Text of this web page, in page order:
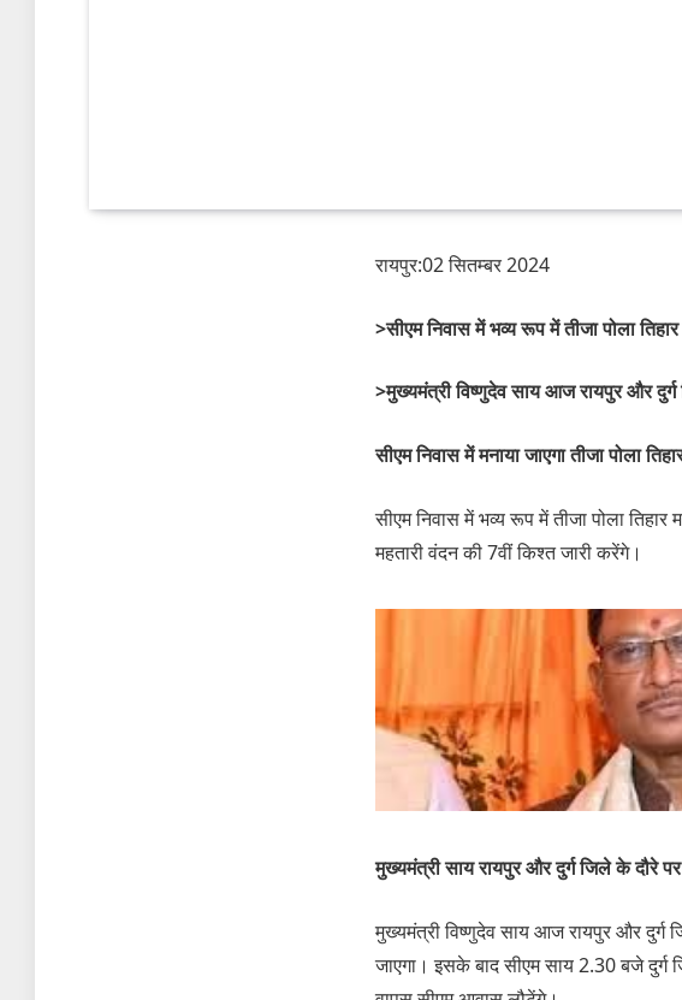
रायपुर:02 सितम्बर 2024
>सीएम निवास में भव्य रूप में तीजा पोला तिहार
>मुख्यमंत्री विष्णुदेव साय आज रायपुर और दुर्ग
सीएम निवास में मनाया जाएगा तीजा पोला
सीएम निवास में भव्य रूप में तीजा पोला तिहार
महतारी वंदन की 7वीं किश्त जारी करेंगे।
मुख्यमंत्री साय रायपुर और दुर्ग जिले के दौरे पर
मुख्यमंत्री विष्णुदेव साय आज रायपुर और दुर्ग
जाएगा। इसके बाद सीएम साय 2.30 बजे